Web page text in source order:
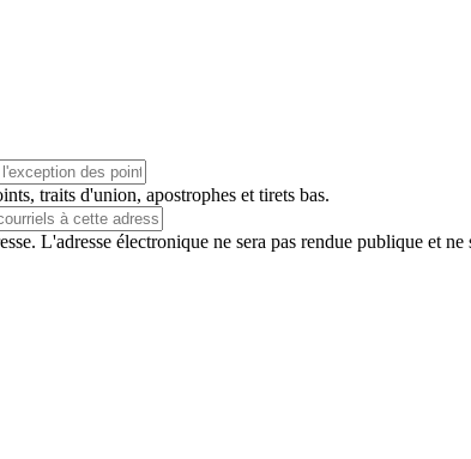
traits d'union, apostrophes et tirets bas.
L'adresse électronique ne sera pas rendue publique et